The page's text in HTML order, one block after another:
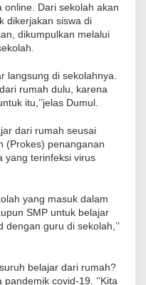
Dari sekolah akan
dikerjakan siswa di
dikumpulkan melalui
langsung di sekolahnya.
rumah dulu, karena
itu,’’jelas Dumul.
dari rumah seusai
(Prokes) penanganan
yang terinfeksi virus
yang masuk dalam
SMP untuk belajar
guru di sekolah,’’
belajar dari rumah?
covid-19. ‘’Kita